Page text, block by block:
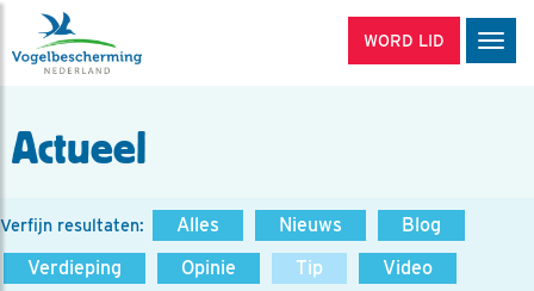
WORD LID
Actueel
Verfijn resultaten: Alles Nieuws
Blog
Verdieping
Opinie Tip
Video